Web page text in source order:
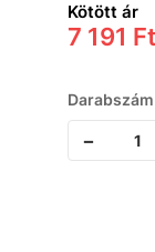
Kötött ár
7 191 Ft
Darabszám
-